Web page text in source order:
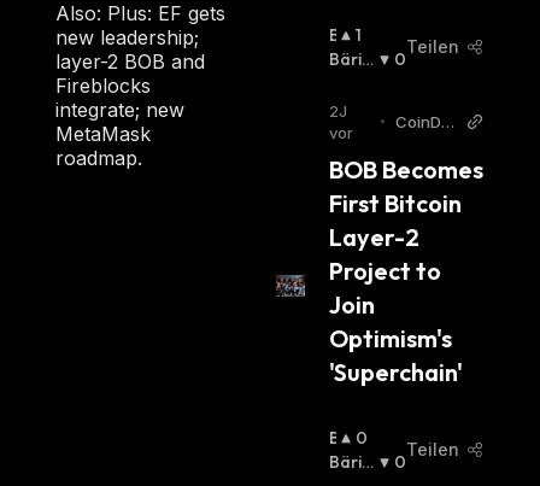
Also: Plus: EF gets
new leadership;
layer-2 BOB and
Fireblocks
integrate; new
MetaMask
roadmap.
B
U
I
S
H
1
Bäris
0
Teilen
2J
vor
•
CoinDe
BOB Becomes
First Bitcoin
Layer-2
Project to
Join
Optimism's
'Superchain'
B
U
0
Bäris
0
Teilen